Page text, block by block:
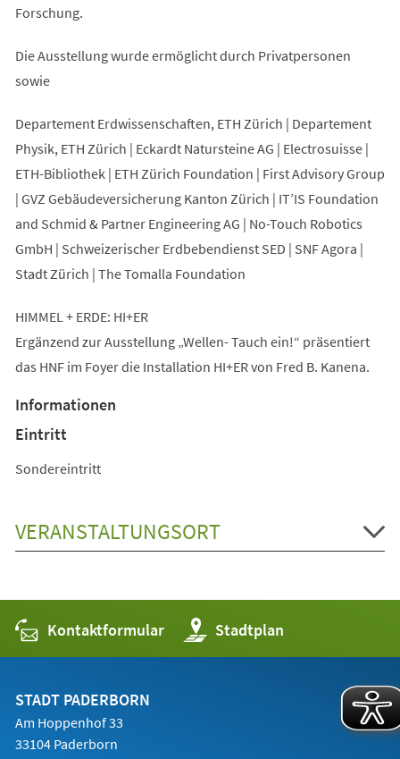
Forschung.
Die Ausstellung wurde ermöglicht durch Privatpersonen
sowie
Departement Erdwissenschaften, ETH Zürich | Departement
Physik, ETH Zürich | Eckardt Natursteine AG | Electrosuisse |
ETH-Bibliothek | ETH Zürich Foundation | First Advisory Group
| GVZ Gebäudeversicherung Kanton Zürich | IT’IS Foundation
and Schmid & Partner Engineering AG | No-Touch Robotics
GmbH | Schweizerischer Erdbebendienst SED | SNF Agora |
Stadt Zürich | The Tomalla Foundation
HIMMEL + ERDE: HI+ER
Ergänzend zur Ausstellung „Wellen- Tauch ein!“ präsentiert
das HNF im Foyer die Installation HI+ER von Fred B. Kanena.
Informationen
Eintritt
Sondereintritt
VERANSTALTUNGSORT
Kontaktformular Stadtplan
(Öffnet
in
einem
STADT PADERBORN
Am Hoppenhof 33
33104 Paderborn